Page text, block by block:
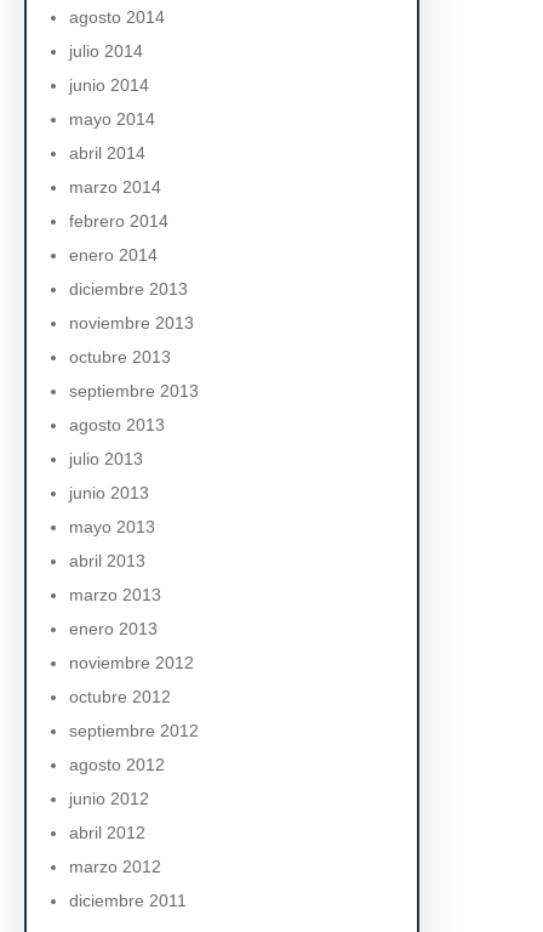
agosto 2014
julio 2014
junio 2014
mayo 2014
abril 2014
marzo 2014
febrero 2014
enero 2014
diciembre 2013
noviembre 2013
octubre 2013
septiembre 2013
agosto 2013
julio 2013
junio 2013
mayo 2013
abril 2013
marzo 2013
enero 2013
noviembre 2012
octubre 2012
septiembre 2012
agosto 2012
junio 2012
abril 2012
marzo 2012
diciembre 2011